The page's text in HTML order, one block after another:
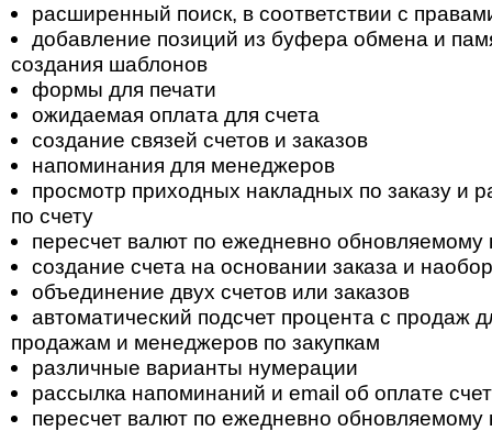
расширенный поиск, в соответствии с
добавление позиций из буфера обмена и
создания шаблонов
формы для печати
ожидаемая оплата для счета
создание связей счетов и заказов
напоминания для менеджеров
просмотр приходных накладных по заказу и
по счету
пересчет валют по ежедневно обновляемому
создание счета на основании заказа и
объединение двух счетов или заказов
автоматический подсчет процента с продаж
продажам и менеджеров по закупкам
различные варианты нумерации
рассылка напоминаний и email об оплате
пересчет валют по ежедневно обновляемому